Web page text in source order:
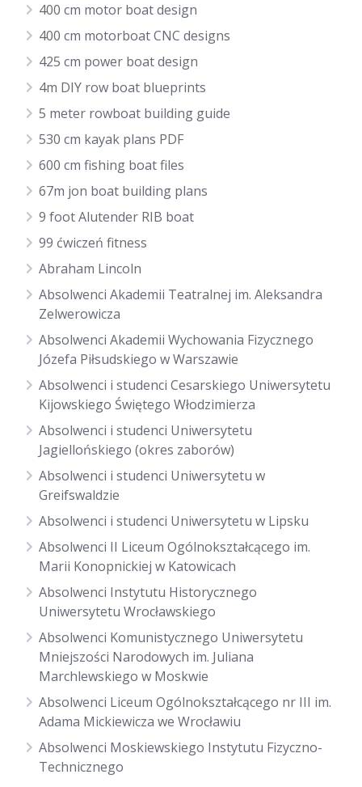
400 cm motor boat design
400 cm motorboat CNC designs
425 cm power boat design
4m DIY row boat blueprints
5 meter rowboat building guide
530 cm kayak plans PDF
600 cm fishing boat files
67m jon boat building plans
9 foot Alutender RIB boat
99 ćwiczeń fitness
Abraham Lincoln
Absolwenci Akademii Teatralnej im. Aleksandra
Zelwerowicza
Absolwenci Akademii Wychowania Fizycznego
Józefa Piłsudskiego w Warszawie
Absolwenci i studenci Cesarskiego Uniwersytetu
Kijowskiego Świętego Włodzimierza
Absolwenci i studenci Uniwersytetu
Jagiellońskiego (okres zaborów)
Absolwenci i studenci Uniwersytetu w
Greifswaldzie
Absolwenci i studenci Uniwersytetu w Lipsku
Absolwenci II Liceum Ogólnokształcącego im.
Marii Konopnickiej w Katowicach
Absolwenci Instytutu Historycznego
Uniwersytetu Wrocławskiego
Absolwenci Komunistycznego Uniwersytetu
Mniejszości Narodowych im. Juliana
Marchlewskiego w Moskwie
Absolwenci Liceum Ogólnokształcącego nr III im.
Adama Mickiewicza we Wrocławiu
Absolwenci Moskiewskiego Instytutu Fizyczno-
Technicznego